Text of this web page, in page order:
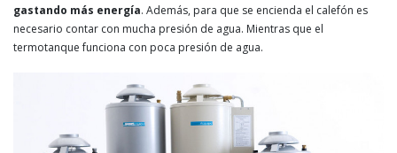
gastando más energía. Además, para que se encienda el calefón es
necesario contar con mucha presión de agua. Mientras que el
termotanque funciona con poca presión de agua.